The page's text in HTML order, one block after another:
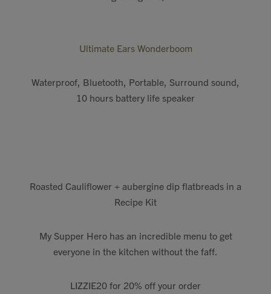
Ultimate Ears Wonderboom
Waterproof, Bluetooth, Portable, Surround sound,
10 hours battery life speaker
Roasted Cauliflower + aubergine dip flatbreads in a
Recipe Kit
My Supper Hero has an incredible menu to get
everyone in the kitchen without the faff.
LIZZIE20 for 20% off your order